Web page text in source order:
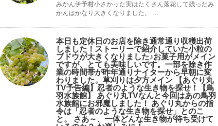
みかん伊予柑小さかった実はたくさん落花して残ったみ
かんはかなり大きくなりました。 ...
本日も定休日のお店を除き通常通り収穫出荷
しました！ストーリーで紹介していた小粒の
ブドウが大きくなりました♪お菓子用がメイン
ですが、とても美味しいです。一部を除き作
業の時間帯が昨年通りナイターから早朝に変
わりました。草刈りは夕方メイン 【あぐり丸
TV予告編】忍者のような生き物を探せ！【鳥
羽水族館】 あぐり丸TVなんと今回はあの鳥羽
水族館にお邪魔しました！ あぐり丸からの指
令は「忍者のような生き物を探せ」とのこ
と。 さあ～、一体どんな生き物が待ち受けて